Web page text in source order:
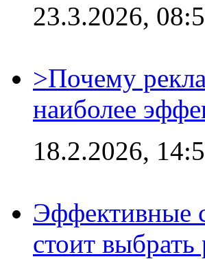
23.3.2026,
>Почему
наиболее
18.2.2026,
Эффективные
стоит